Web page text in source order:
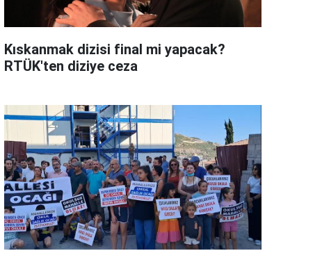
Kıskanmak dizisi final mi yapacak?
RTÜK'ten diziye ceza